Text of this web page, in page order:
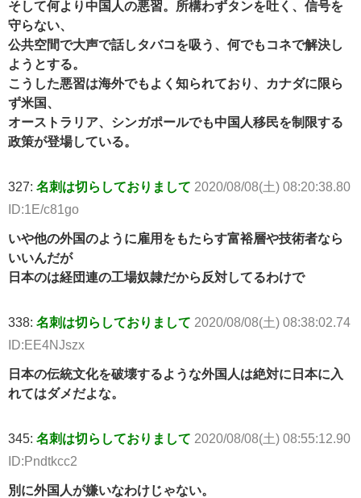
そして何より中国人の悪習。所構わずタンを吐く、信号を
守らない、
公共空間で大声で話しタバコを吸う、何でもコネで解決し
ようとする。
こうした悪習は海外でもよく知られており、カナダに限ら
ず米国、
オーストラリア、シンガポールでも中国人移民を制限する
政策が登場している。
327: 名刺は切らしておりまして 2020/08/08(土) 08:20:38.80
ID:1E/c81go
いや他の外国のように雇用をもたらす富裕層や技術者なら
いいんだが
日本のは経団連の工場奴隷だから反対してるわけで
338: 名刺は切らしておりまして 2020/08/08(土) 08:38:02.74
ID:EE4NJszx
日本の伝統文化を破壊するような外国人は絶対に日本に入
れてはダメだよな。
345: 名刺は切らしておりまして 2020/08/08(土) 08:55:12.90
ID:Pndtkcc2
別に外国人が嫌いなわけじゃない。